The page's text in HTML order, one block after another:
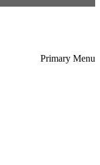
Primary Menu